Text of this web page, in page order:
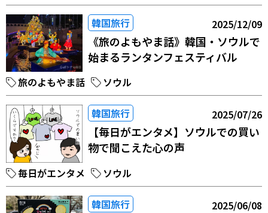
韓国旅行 2025/12/09
《旅のよもやま話》韓国・ソウルで
始まるランタンフェスティバル
旅のよもやま話 ソウル
韓国旅行 2025/07/26
【毎日がエンタメ】ソウルでの買い
物で聞こえた心の声
毎日がエンタメ ソウル
韓国旅行 2025/06/08